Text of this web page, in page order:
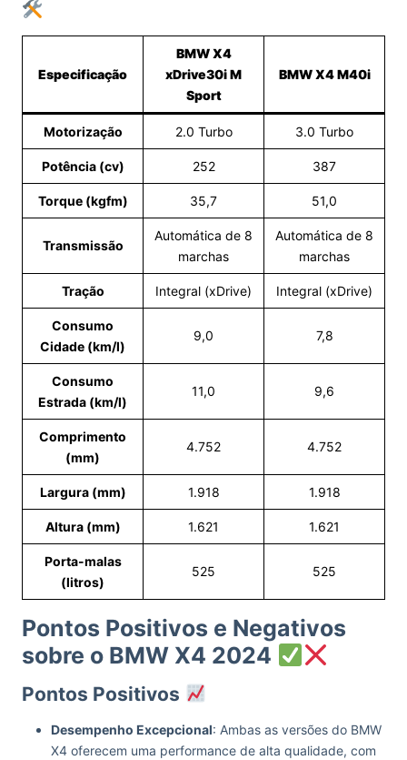
Especificação
BMW X4
xDrive30i M
Sport
BMW X4 M40i
Motorização 2.0 Turbo 3.0 Turbo
Potência (cv) 252 387
Torque (kgfm) 35,7 51,0
Transmissão
Automática de 8
marchas
Automática de 8
marchas
Tração Integral (xDrive) Integral (xDrive)
Consumo
Cidade (km/l)
9,0 7,8
Consumo
Estrada (km/l)
11,0 9,6
Comprimento
(mm)
4.752 4.752
Largura (mm) 1.918 1.918
Altura (mm) 1.621 1.621
Porta-malas
(litros)
525 525
Pontos Positivos e Negativos
sobre o BMW X4 2024
Pontos Positivos
Desempenho Excepcional: Ambas as versões do BMW
X4 oferecem uma performance de alta qualidade, com